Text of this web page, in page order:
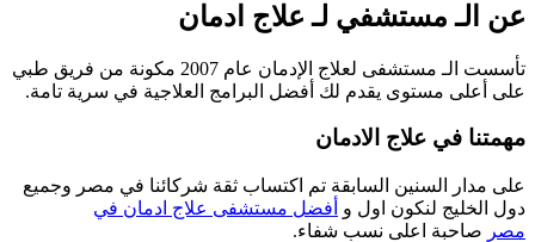
عن الـ مستشفي لـ علاج ادمان
تأسست الـ مستشفى لعلاج الإدمان عام 2007 مكونة من فريق طبي
على أعلى مستوى يقدم لك أفضل البرامج العلاجية في سرية تامة.
مهمتنا في علاج الادمان
على مدار السنين السابقة تم اكتساب ثقة شركائنا في مصر وجميع
دول الخليج لنكون اول و أفضل مستشفى علاج ادمان في
مصر صاحبة اعلى نسب شفاء.